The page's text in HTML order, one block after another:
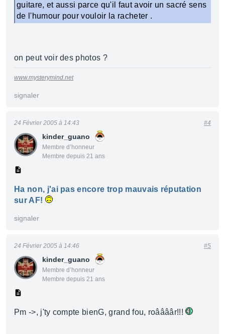
guitare, et aussi parce qu'il faut avoir un sacré sens
de l'humour pour vouloir la racheter .
on peut voir des photos ?
www.mysterymind.net
signaler
kinder_guano
Membre d’honneur
Membre depuis 21 ans
24 Février 2005 à 14:43 #4
Ha non, j'ai pas encore trop mauvais réputation
sur AF!
signaler
kinder_guano
Membre d’honneur
Membre depuis 21 ans
24 Février 2005 à 14:46 #5
Pm ->, j'ty compte bienG, grand fou, roââââr!!!